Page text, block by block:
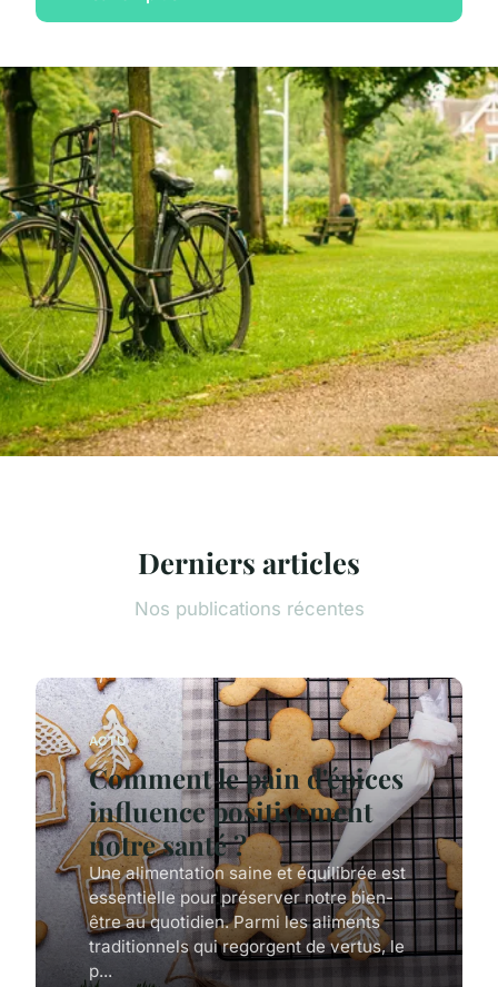
Derniers articles
Nos publications récentes
ACTU
Comment le pain d'épices
influence positivement
notre santé ?
Une alimentation saine et équilibrée est
essentielle pour préserver notre bien-
être au quotidien. Parmi les aliments
traditionnels qui regorgent de vertus, le
p...